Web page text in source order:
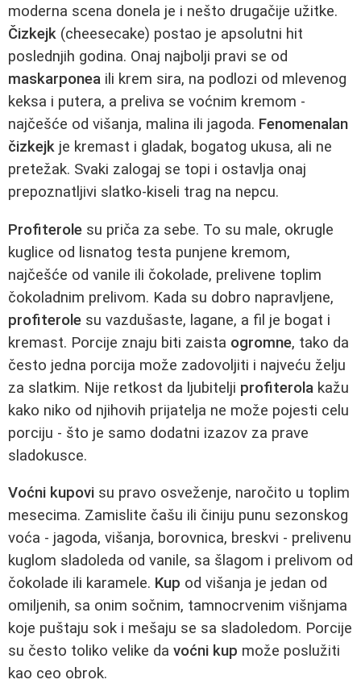
moderna scena donela je i nešto drugačije užitke.
Čizkejk (cheesecake) postao je apsolutni hit
poslednjih godina. Onaj najbolji pravi se od
maskarponea ili krem sira, na podlozi od mlevenog
keksa i putera, a preliva se voćnim kremom -
najčešće od višanja, malina ili jagoda. Fenomenalan
čizkejk je kremast i gladak, bogatog ukusa, ali ne
pretežak. Svaki zalogaj se topi i ostavlja onaj
prepoznatljivi slatko-kiseli trag na nepcu.
Profiterole su priča za sebe. To su male, okrugle
kuglice od lisnatog testa punjene kremom,
najčešće od vanile ili čokolade, prelivene toplim
čokoladnim prelivom. Kada su dobro napravljene,
profiterole su vazdušaste, lagane, a fil je bogat i
kremast. Porcije znaju biti zaista ogromne, tako da
često jedna porcija može zadovoljiti i najveću želju
za slatkim. Nije retkost da ljubitelji profiterola kažu
kako niko od njihovih prijatelja ne može pojesti celu
porciju - što je samo dodatni izazov za prave
sladokusce.
Voćni kupovi su pravo osveženje, naročito u toplim
mesecima. Zamislite čašu ili činiju punu sezonskog
voća - jagoda, višanja, borovnica, breskvi - prelivenu
kuglom sladoleda od vanile, sa šlagom i prelivom od
čokolade ili karamele. Kup od višanja je jedan od
omiljenih, sa onim sočnim, tamnocrvenim višnjama
koje puštaju sok i mešaju se sa sladoledom. Porcije
su često toliko velike da voćni kup može poslužiti
kao ceo obrok.